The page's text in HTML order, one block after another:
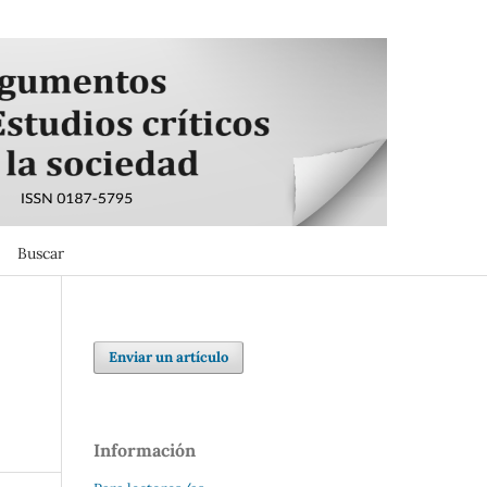
Buscar
Enviar un artículo
Información